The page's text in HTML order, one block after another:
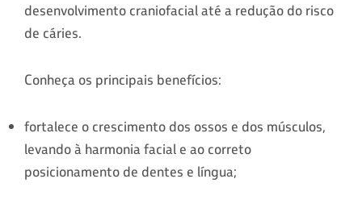
desenvolvimento craniofacial até a redução do risco
de cáries.
Conheça os principais benefícios:
fortalece o crescimento dos ossos e dos músculos,
levando à harmonia facial e ao correto
posicionamento de dentes e língua;